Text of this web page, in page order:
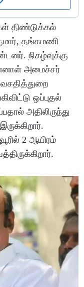
திண்டுக்கல்
தங்கமணி
நிகழ்வுக்கு
அமைச்சர்
ஒப்புதல்
அதிலிருந்து
2 ஆயிரம்